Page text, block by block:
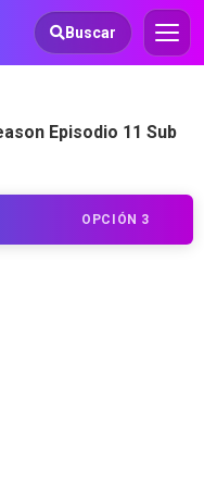
Buscar
Episodio 11 Sub
OPCIÓN 3